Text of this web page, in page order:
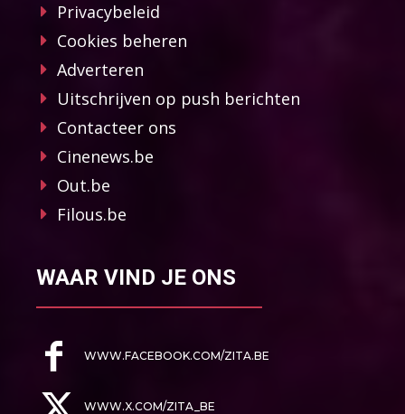
Privacybeleid
Cookies beheren
Adverteren
Uitschrijven op push berichten
Contacteer ons
Cinenews.be
Out.be
Filous.be
WAAR VIND JE ONS
WWW.FACEBOOK.COM/ZITA.BE
WWW.X.COM/ZITA_BE